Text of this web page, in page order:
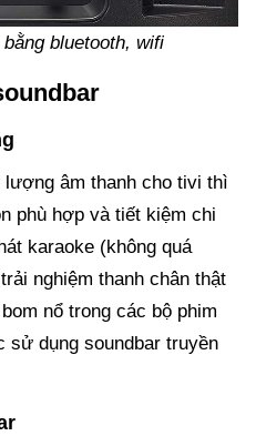
bluetooth, wifi
âm thanh cho tivi thì
phù hợp và tiết kiệm chi
karaoke (không quá
nghiệm thanh chân thật
nổ trong các bộ phim
sử dụng soundbar truyền